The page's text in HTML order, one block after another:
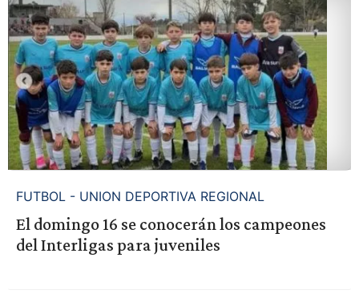
FUTBOL - UNION DEPORTIVA REGIONAL
El domingo 16 se conocerán los campeones
del Interligas para juveniles